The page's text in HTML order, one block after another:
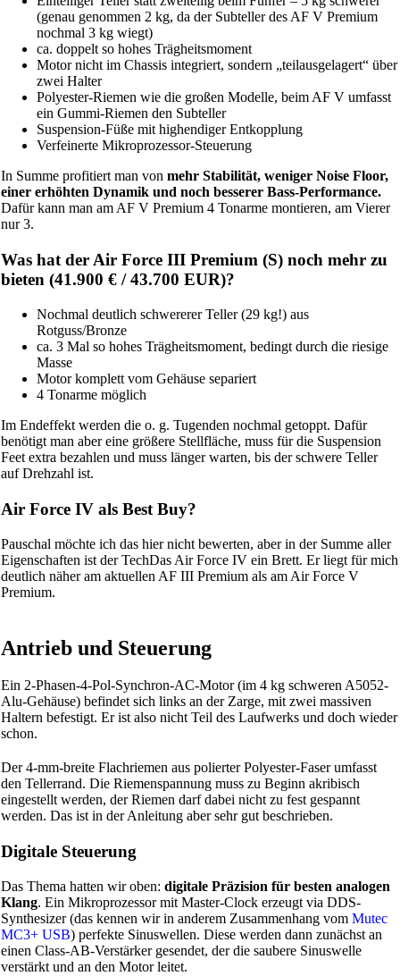
(genau genommen 2 kg, da der Subteller des AF V Premium
nochmal 3 kg wiegt)
ca. doppelt so hohes Trägheitsmoment
Motor nicht im Chassis integriert, sondern „teilausgelagert“ über
zwei Halter
Polyester-Riemen wie die großen Modelle, beim AF V umfasst
ein Gummi-Riemen den Subteller
Suspension-Füße mit highendiger Entkopplung
Verfeinerte Mikroprozessor-Steuerung
In Summe profitiert man vonmehr Stabilität, weniger Noise Floor,
einer erhöhten Dynamik und noch besserer Bass-Performance.
Dafür kann man am AF V Premium 4 Tonarme montieren, am Vierer
nur 3.
Was hat der Air Force III Premium (S) noch mehr zu
bieten (41.900 € / 43.700 EUR)?
Nochmal deutlich schwererer Teller (29 kg!) aus
Rotguss/Bronze
ca. 3 Mal so hohes Trägheitsmoment, bedingt durch die riesige
Masse
Motor komplett vom Gehäuse separiert
4 Tonarme möglich
Im Endeffekt werden die o. g. Tugenden nochmal getoppt. Dafür
benötigt man aber eine größere Stellfläche, muss für die Suspension
Feet extra bezahlen und muss länger warten, bis der schwere Teller
auf Drehzahl ist.
Air Force IV als Best Buy?
Pauschal möchte ich das hier nicht bewerten, aber in der Summe aller
Eigenschaften ist der TechDas Air Force IV ein Brett. Er liegt für mich
deutlich näher am aktuellen AF III Premium als am Air Force V
Premium.
Antrieb und Steuerung
Ein 2-Phasen-4-Pol-Synchron-AC-Motor (im 4 kg schweren A5052-
Alu-Gehäuse) befindet sich links an der Zarge, mit zwei massiven
Haltern befestigt. Er ist also nicht Teil des Laufwerks und doch wieder
schon.
Der 4-mm-breite Flachriemen aus polierter Polyester‑Faser umfasst
den Tellerrand. Die Riemenspannung muss zu Beginn akribisch
eingestellt werden, der Riemen darf dabei nicht zu fest gespannt
werden. Das ist in der Anleitung aber sehr gut beschrieben.
Digitale Steuerung
Das Thema hatten wir oben:digitale Präzision für besten analogen
Klang. Ein Mikroprozessor mit Master-Clock erzeugt via DDS-
Synthesizer (das kennen wir in anderem Zusammenhang vomMutec
MC3+ USB) perfekte Sinuswellen. Diese werden dann zunächst an
einen Class-AB-Verstärker gesendet, der die saubere Sinuswelle
verstärkt und an den Motor leitet.